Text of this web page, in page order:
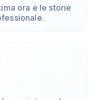
ora e le storie